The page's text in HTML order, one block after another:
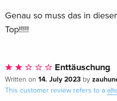
Genau so muss das in
Top!!!!!
Enttäuschung
Written on 14. July 2023 by
This customer review refers to a